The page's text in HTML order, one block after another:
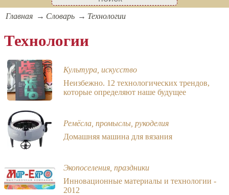
Главная Словарь Технологии
Технологии
Культура, искусство
Неизбежно. 12 технологических трендов,
которые определяют наше будущее
Ремёсла, промыслы, рукоделия
Домашняя машина для вязания
Экопоселения, праздники
Инновационные материалы и технологии -
2012